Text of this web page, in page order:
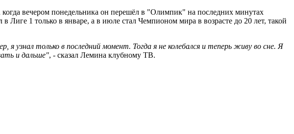
вечером понедельника он перешёл в "Олимпик" на последних минутах
1 только в январе, а в июле стал Чемпионом мира в возрасте до 20 лет, такой
только в последний момент. Тогда я не колебался и теперь живу во сне. Я
и дальше", - сказал Лемина клубному ТВ.